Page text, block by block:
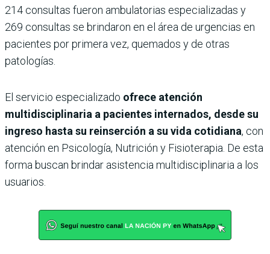
214 consultas fueron ambulatorias especializadas y
269 consultas se brindaron en el área de urgencias en
pacientes por primera vez, quemados y de otras
patologías.
El servicio especializado ofrece atención
multidisciplinaria a pacientes internados, desde su
ingreso hasta su reinserción a su vida cotidiana, con
atención en Psicología, Nutrición y Fisioterapia. De esta
forma buscan brindar asistencia multidisciplinaria a los
usuarios.